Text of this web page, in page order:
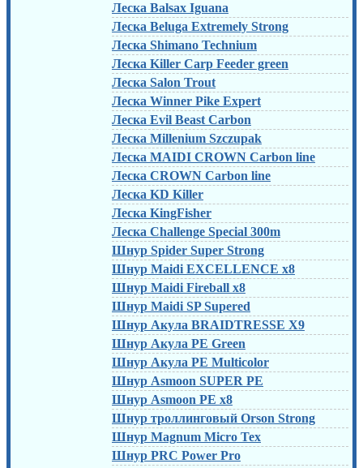
Леска Balsax Iguana
Леска Beluga Extremely Strong
Леска Shimano Technium
Леска Killer Carp Feeder green
Леска Salon Trout
Леска Winner Pike Expert
Леска Evil Beast Carbon
Леска Millenium Szczupak
Леска MAIDI CROWN Carbon line
Леска CROWN Carbon line
Леска KD Killer
Леска KingFisher
Леска Challenge Special 300m
Шнур Spider Super Strong
Шнур Maidi EXCELLENCE x8
Шнур Maidi Fireball x8
Шнур Maidi SP Supered
Шнур Акула BRAIDTRESSE X9
Шнур Акула PE Green
Шнур Акула PE Multicolor
Шнур Asmoon SUPER PE
Шнур Asmoon PE x8
Шнур троллинговый Orson Strong
Шнур Magnum Micro Tex
Шнур PRC Power Pro